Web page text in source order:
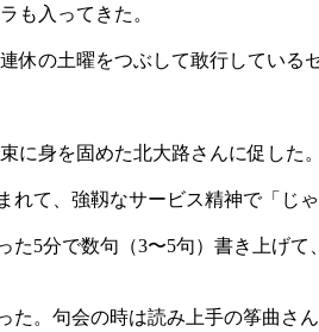
も入ってきた。
の土曜をつぶして敢行している
に身を固めた北大路さんに促した。
て、強靱なサービス精神で「じ
5分で数句（3〜5句）書き上げ
。句会の時は読み上手の筝曲さ